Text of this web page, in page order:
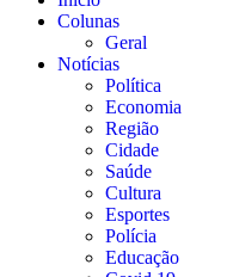
Colunas
Geral
Notícias
Política
Economia
Região
Cidade
Saúde
Cultura
Esportes
Polícia
Educação